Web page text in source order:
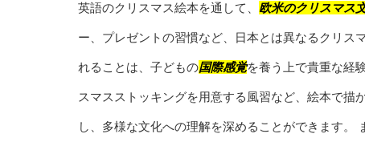
英語のクリスマス絵本を通して、 欧米のクリスマス
ー、プレゼントの習慣など、日本とは異なるクリス
れることは、子どもの国際感覚を養う上で貴重な経
スマスストッキングを用意する風習など、絵本で
し、多様な文化への理解を深めることができます。